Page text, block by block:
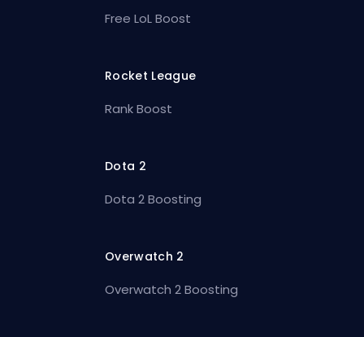
Free LoL Boost
Rocket League
Rank Boost
Dota 2
Dota 2 Boosting
Overwatch 2
Overwatch 2 Boosting